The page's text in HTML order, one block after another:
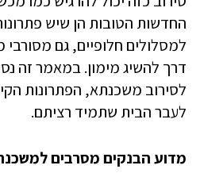
החדשות הטובות הן שיש
למסלולים חלופיים, גם
דרך להשיג מימון. במאמר זה
לסירוב משכנתא, הפתרונות
לעבר הבית שתמיד רציתם.
מדוע הבנקים מסרבים